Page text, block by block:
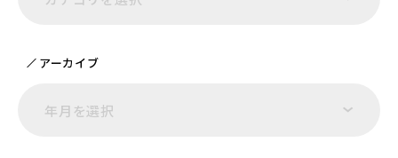
アーカイブ
年月を選択